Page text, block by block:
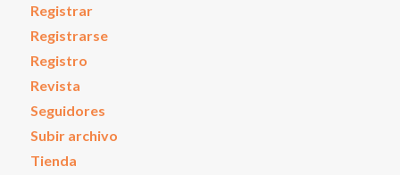
Registrar
Registrarse
Registro
Revista
Seguidores
Subir archivo
Tienda